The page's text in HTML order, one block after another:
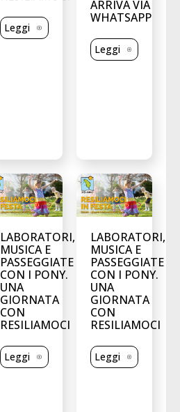
Leggi
ARRIVA VIA
WHATSAPP
Leggi
LABORATORI,
MUSICA E
PASSEGGIATE
CON I PONY.
UNA
GIORNATA
CON
RESILIAMOCI
Leggi
LABORATORI,
MUSICA E
PASSEGGIATE
CON I PONY.
UNA
GIORNATA
CON
RESILIAMOCI
Leggi